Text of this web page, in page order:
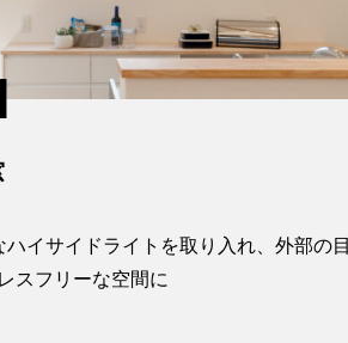
イサイドライトを取り入れ、外部の目
スフリーな空間に